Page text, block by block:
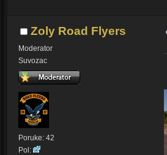
Zoly Road Flyers
Moderator
Suvozac
Poruke: 42
Pol: